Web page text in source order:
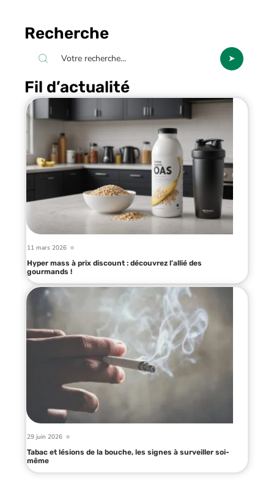
Recherche
Fil d’actualité
11 mars 2026
Hyper mass à prix discount : découvrez l’allié des
gourmands !
29 juin 2026
Tabac et lésions de la bouche, les signes à surveiller soi-
même